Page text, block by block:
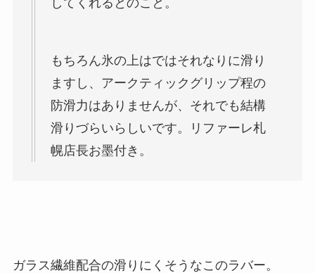
してくれるとのこと。
もちろん氷の上はではそれなりに滑り
ますし、アークティックグリップ程の
防滑力はありませんが、それでも結構
滑りづらいらしいです。リファーレ札
幌店長お墨付き。
ガラス繊維配合の滑りにくそうなこのラバー。